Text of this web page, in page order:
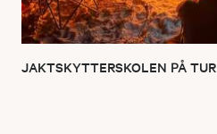
JAKTSKYTTERSKOLEN PÅ TUR